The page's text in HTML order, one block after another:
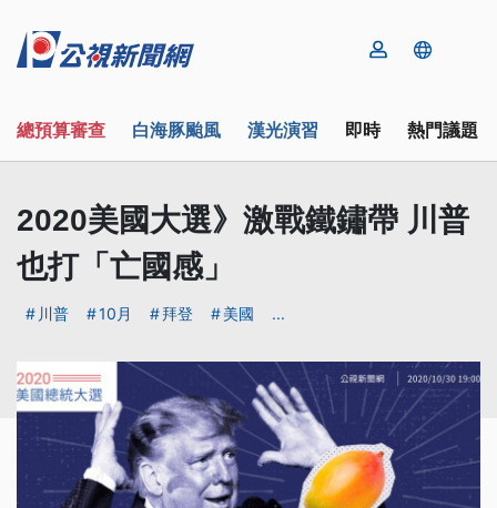
總預算審查 白海豚颱風 漢光演習 即時 熱門議題
2020美國大選》激戰鐵鏽帶 川普
也打「亡國感」
川普 10月 拜登 美國 ...